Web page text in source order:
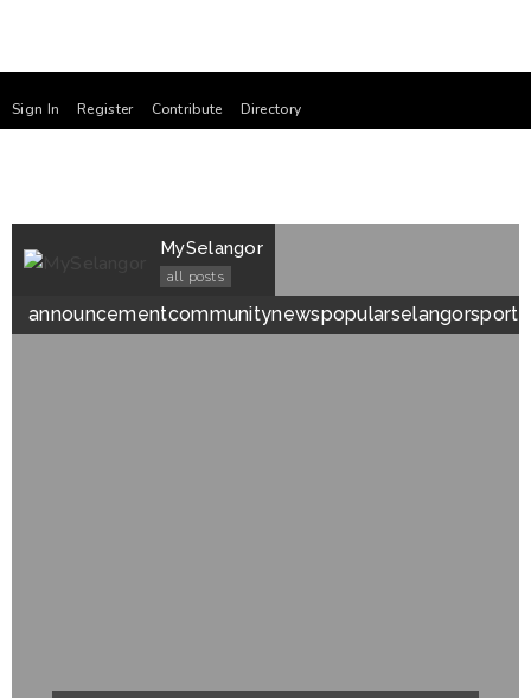
Sign In Register Contribute Directory
MySelangor
all posts
announcementcommunitynewspopularselangorsport